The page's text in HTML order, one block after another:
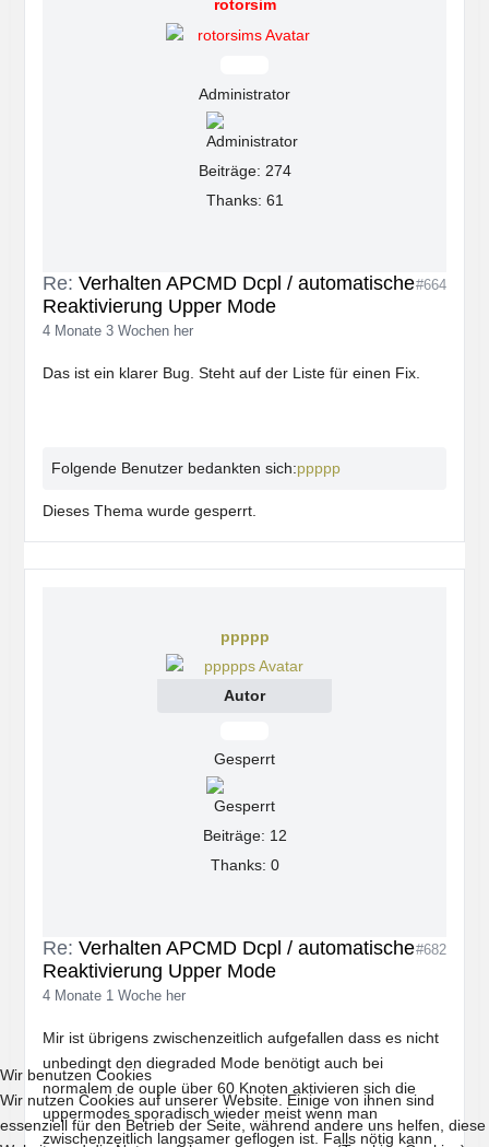
rotorsim
Administrator
Beiträge: 274
Thanks: 61
Re: Verhalten APCMD Dcpl / automatische
Reaktivierung Upper Mode
4 Monate 3 Wochen her
#664
Das ist ein klarer Bug. Steht auf der Liste für einen Fix.
Folgende Benutzer bedankten sich:ppppp
Dieses Thema wurde gesperrt.
ppppp
Autor
Gesperrt
Beiträge: 12
Thanks: 0
Re: Verhalten APCMD Dcpl / automatische
Reaktivierung Upper Mode
4 Monate 1 Woche her
#682
Mir ist übrigens zwischenzeitlich aufgefallen dass es nicht
unbedingt den diegraded Mode benötigt auch bei
normalem de ouple über 60 Knoten aktivieren sich die
uppermodes sporadisch wieder meist wenn man
zwischenzeitlich langsamer geflogen ist. Falls nötig kann
Wir benutzen Cookies
Wir nutzen Cookies auf unserer Website. Einige von ihnen sind
essenziell für den Betrieb der Seite, während andere uns helfen, diese